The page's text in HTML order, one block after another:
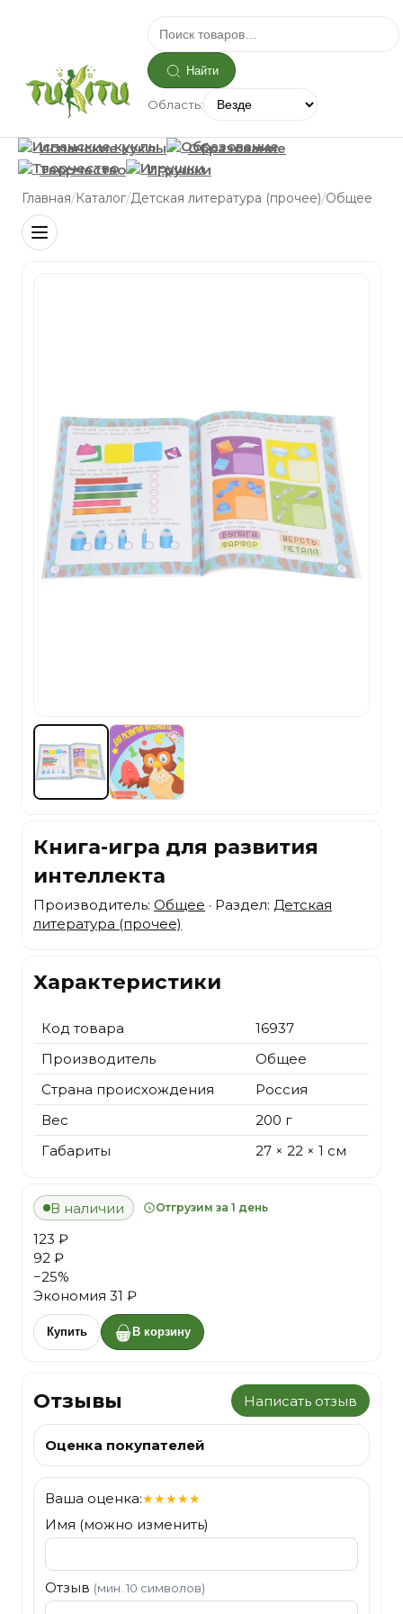
Найти
Область:
Испанские куклы
Образование
Творчество
Игрушки
Главная/Каталог/Детская литература (прочее)/Общее
Книга-игра для развития
интеллекта
Производитель: Общее · Раздел: Детская
литература (прочее)
Характеристики
Код товара
16937
Производитель
Общее
Страна происхождения
Россия
Вес
200 г
Габариты
27 × 22 × 1 см
В наличии Отгрузим за 1 день
123 ₽
92 ₽
−25%
Экономия 31 ₽
Купить В корзину
Отзывы Написать отзыв
Оценка покупателей
Ваша оценка:★★★★★
Имя (можно изменить)
Отзыв (мин. 10 символов)